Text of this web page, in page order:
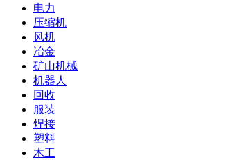
电力
压缩机
风机
冶金
矿山机械
机器人
回收
服装
焊接
塑料
木工